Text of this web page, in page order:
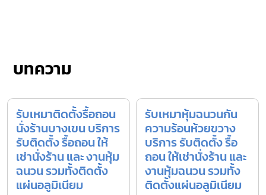
บทความ
รับเหมาติดตั้งรื้อถอน
นั่งร้านบางเขน บริการ
รับติดตั้ง รื้อถอน ให้
เช่านั่งร้าน และ งานหุ้ม
ฉนวน รวมทั้งติดตั้ง
แผ่นอลูมิเนียม
รับเหมาหุ้มฉนวนกัน
ความร้อนห้วยขวาง
บริการ รับติดตั้ง รื้อ
ถอน ให้เช่านั่งร้าน และ
งานหุ้มฉนวน รวมทั้ง
ติดตั้งแผ่นอลูมิเนียม